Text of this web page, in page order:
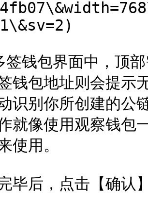
签钱包界面中，顶
钱包地址则会提示
识别你所创建的公
就像使用观察钱包
使用。
毕后，点击【确认